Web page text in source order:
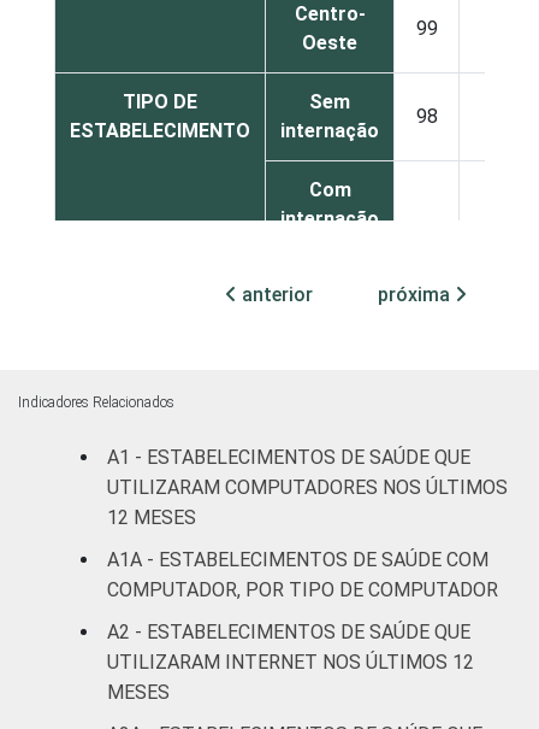
Centro-
Oeste
99
TIPO DE
ESTABELECIMENTO
Sem
internação
98
Com
internação
Serviço de
terapia
IDENTIFICAÇÃO DE
UNIDADE BÁSICA
DE SAÚDE
UBS 96
anterior próxima
Indicadores Relacionados
A1 - ESTABELECIMENTOS DE SAÚDE QUE
UTILIZARAM COMPUTADORES NOS ÚLTIMOS
12 MESES
A1A - ESTABELECIMENTOS DE SAÚDE COM
COMPUTADOR, POR TIPO DE COMPUTADOR
A2 - ESTABELECIMENTOS DE SAÚDE QUE
UTILIZARAM INTERNET NOS ÚLTIMOS 12
MESES